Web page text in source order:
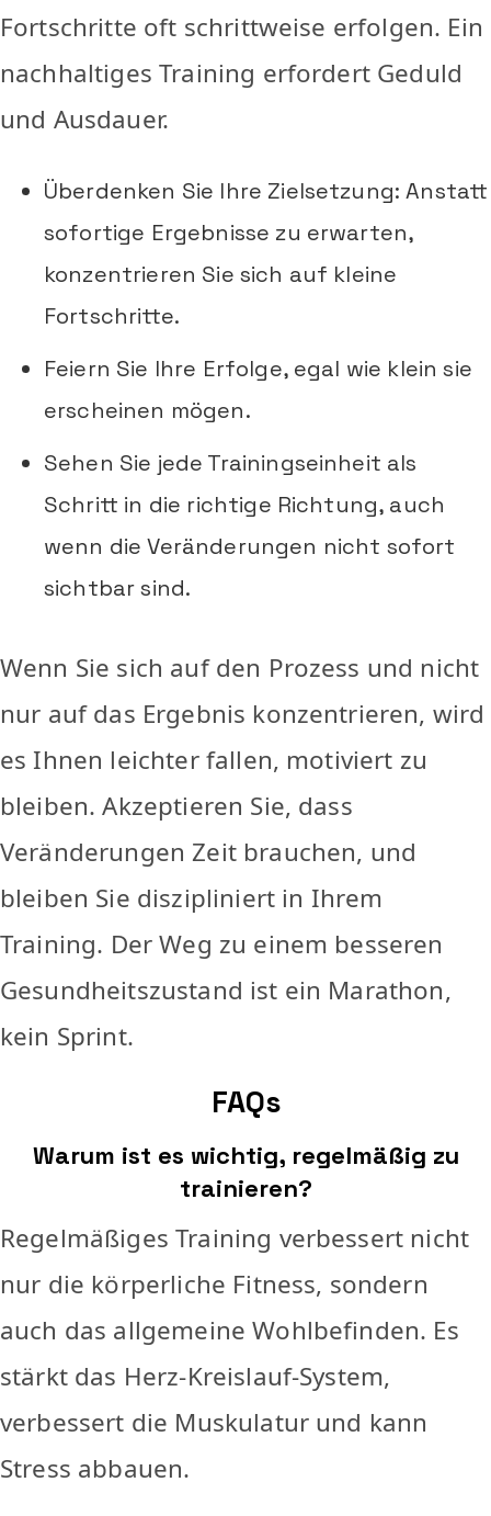
Fortschritte oft schrittweise erfolgen. Ein
nachhaltiges Training erfordert Geduld
und Ausdauer.
Überdenken Sie Ihre Zielsetzung: Anstatt
sofortige Ergebnisse zu erwarten,
konzentrieren Sie sich auf kleine
Fortschritte.
Feiern Sie Ihre Erfolge, egal wie klein sie
erscheinen mögen.
Sehen Sie jede Trainingseinheit als
Schritt in die richtige Richtung, auch
wenn die Veränderungen nicht sofort
sichtbar sind.
Wenn Sie sich auf den Prozess und nicht
nur auf das Ergebnis konzentrieren, wird
es Ihnen leichter fallen, motiviert zu
bleiben. Akzeptieren Sie, dass
Veränderungen Zeit brauchen, und
bleiben Sie diszipliniert in Ihrem
Training. Der Weg zu einem besseren
Gesundheitszustand ist ein Marathon,
kein Sprint.
FAQs
Warum ist es wichtig, regelmäßig zu
trainieren?
Regelmäßiges Training verbessert nicht
nur die körperliche Fitness, sondern
auch das allgemeine Wohlbefinden. Es
stärkt das Herz-Kreislauf-System,
verbessert die Muskulatur und kann
Stress abbauen.